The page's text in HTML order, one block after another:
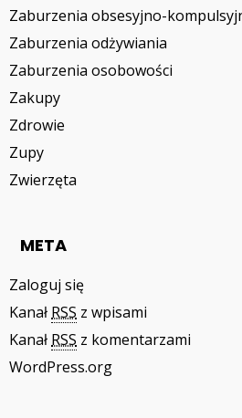
Zaburzenia obsesyjno-
Zaburzenia odżywiania
Zaburzenia osobowości
Zakupy
Zdrowie
Zupy
Zwierzęta
META
Zaloguj się
Kanał RSS z wpisami
Kanał RSS z komentarzami
WordPress.org